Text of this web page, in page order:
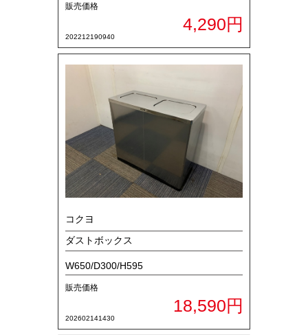
4,290円
販売価格
202212190940
18,590円
コクヨ
ダストボックス
W650/D300/H595
販売価格
202602141430